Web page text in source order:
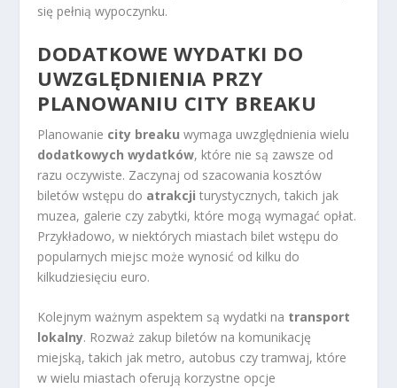
się pełnią wypoczynku.
DODATKOWE WYDATKI DO
UWZGLĘDNIENIA PRZY
PLANOWANIU CITY BREAKU
Planowanie city breaku wymaga uwzględnienia wielu
dodatkowych wydatków, które nie są zawsze od
razu oczywiste. Zaczynaj od szacowania kosztów
biletów wstępu do atrakcji turystycznych, takich jak
muzea, galerie czy zabytki, które mogą wymagać opłat.
Przykładowo, w niektórych miastach bilet wstępu do
popularnych miejsc może wynosić od kilku do
kilkudziesięciu euro.
Kolejnym ważnym aspektem są wydatki na transport
lokalny. Rozważ zakup biletów na komunikację
miejską, takich jak metro, autobus czy tramwaj, które
w wielu miastach oferują korzystne opcje